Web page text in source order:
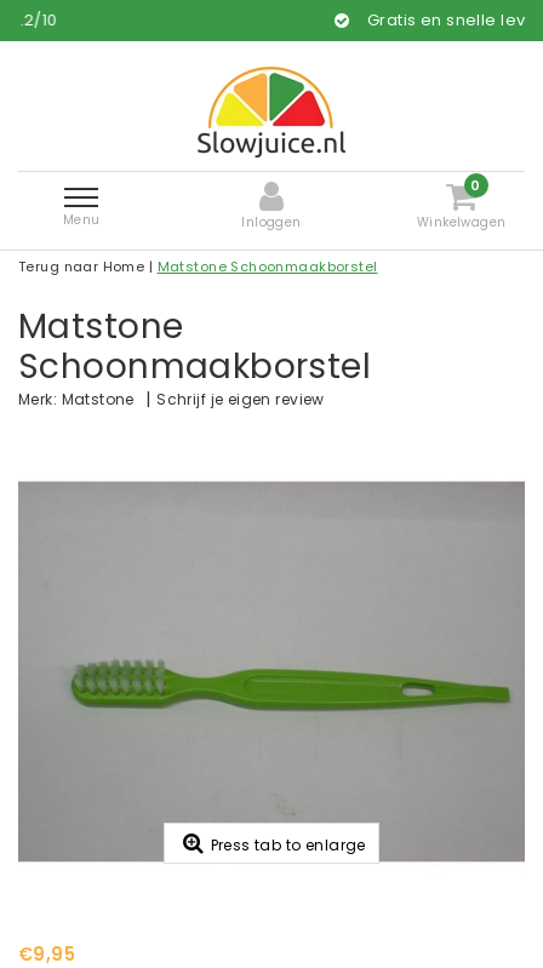
Gratis en snelle levering*
Menu Inloggen
0
Winkelwagen
Terug naar Home | Matstone Schoonmaakborstel
Matstone
Schoonmaakborstel
Merk: Matstone | Schrijf je eigen review
Press tab to enlarge
€9,95